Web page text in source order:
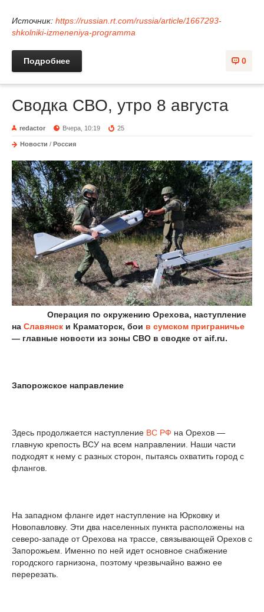
Источник: https://russian.rt.com/russia/article/1667293-
shkolniki-izmeneniya-programma
0
Подробнее
Сводка СВО, утро 8 августа
redactor Вчера, 10:19 25
Новости / Россия
Операция по окружению Орехова, наступление
на Славянск и Краматорск, бои в сумском приграничье
— главные новости из зоны СВО в сводке от aif.ru.
Запорожское направление
Здесь продолжается наступление ВС РФ на Орехов —
главную крепость ВСУ на всем направлении. Наши части
подходят к нему с разных сторон, пытаясь охватить город с
флангов.
На западном фланге идет наступление на Юрковку и
Новопавловку. Эти два населенных пункта расположены на
северо-западе от Орехова на трассе, связывающей Орехов с
Запорожьем. Именно по ней идет основное снабжение
городского гарнизона, поэтому чрезвычайно важно ее
перерезать.